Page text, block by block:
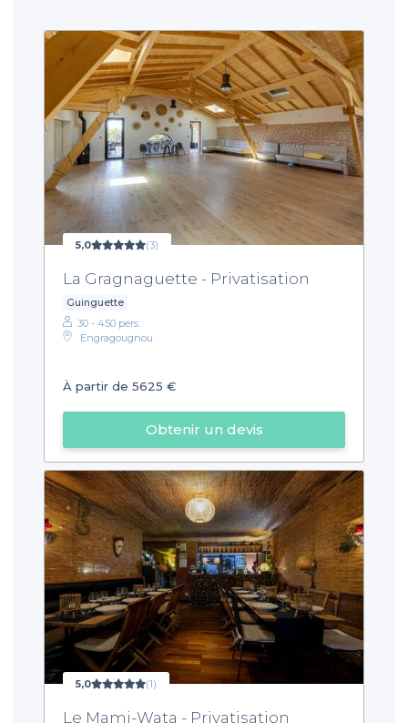
5,0 (3)
La Gragnaguette - Privatisation
Guinguette
30 - 450 pers.
Engragougnou
À partir de 5625 €
Obtenir un devis
5,0 (1)
Le Mami-Wata - Privatisation